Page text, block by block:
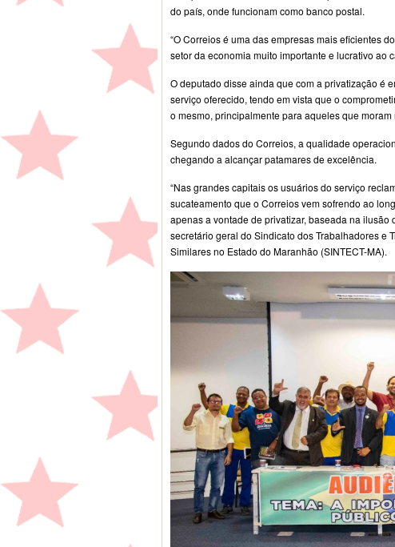
do país, onde funcionam como banco postal.
“O Correios é uma das empresas mais eficientes
setor da economia muito importante e lucrativo ao
O deputado disse ainda que com a privatização é
serviço oferecido, tendo em vista que o
o mesmo, principalmente para aqueles que
Segundo dados do Correios, a qualidade
chegando a alcançar patamares de excelência.
“Nas grandes capitais os usuários do serviço
sucateamento que o Correios vem sofrendo ao
apenas a vontade de privatizar, baseada na ilusão
secretário geral do Sindicato dos Trabalhadores e
Similares no Estado do Maranhão (SINTECT-MA).